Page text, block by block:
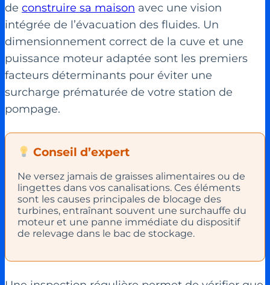
de construire sa maison avec une vision
intégrée de l’évacuation des fluides. Un
dimensionnement correct de la cuve et une
puissance moteur adaptée sont les premiers
facteurs déterminants pour éviter une
surcharge prématurée de votre station de
pompage.
Conseil d’expert
Ne versez jamais de graisses alimentaires ou de
lingettes dans vos canalisations. Ces éléments
sont les causes principales de blocage des
turbines, entraînant souvent une surchauffe du
moteur et une panne immédiate du dispositif
de relevage dans le bac de stockage.